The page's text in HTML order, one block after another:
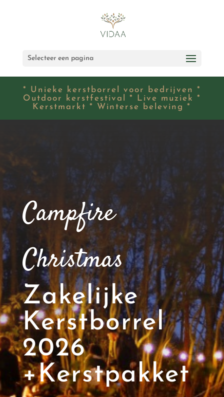
Selecteer een pagina
* Unieke kerstborrel voor bedrijven *
Outdoor kerstfestival * Live muziek *
Kerstmarkt * Winterse beleving *
Campfire
Christmas
Zakelijke
Kerstborrel
2026
+Kerstpakket